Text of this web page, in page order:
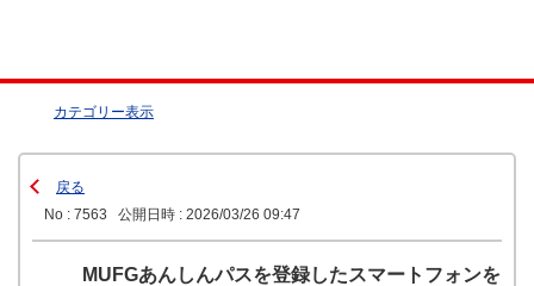
カテゴリー表示
戻る
No : 7563
公開日時 : 2026/03/26 09:47
MUFGあんしんパスを登録したスマートフォンを